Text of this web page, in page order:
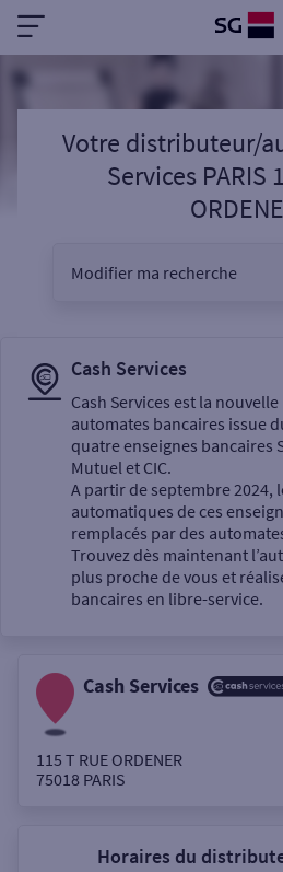
Votre distributeur/
Services PARIS
Modifier ma recherche
Sélectionnez votre
Un service
Autour de
Cash Services
Cash Services est la
automates bancaires issue
quatre enseignes bancaires
Mutuel et CIC.
A partir de septembre 2024,
automatiques de ces
remplacés par des
Trouvez dès maintenant
plus proche de vous et
bancaires en libre-service.
Cash Services
115 T RUE ORDENER
75018 PARIS
Horaires du